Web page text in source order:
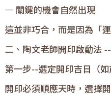
— 關鍵的機會自然出現
這並非巧合，而是因為「
二、陶文老師開印啟動法
第一步--選定開印吉日（如
開印必須順應天時，選擇